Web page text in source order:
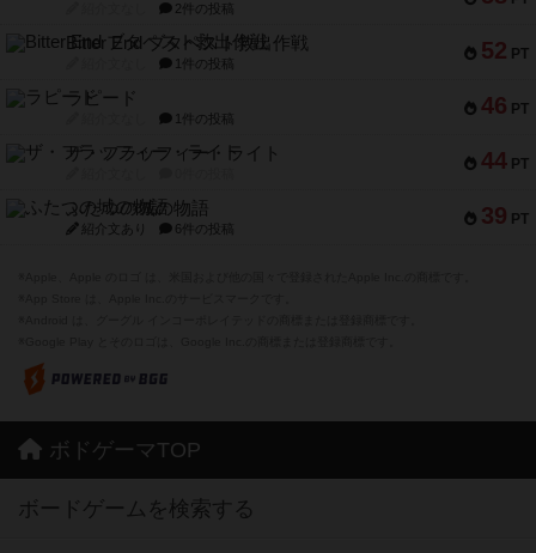
2件の投稿
52 PT
Bitter End ブタペスト救出作戦
1件の投稿
46 PT
ラピード
1件の投稿
44 PT
ザ・フラッフィー・ライト
39 PT
ふたつの城の物語
紹介文あり 6件の投稿
ボドゲーマTOP
ボードゲームを検索する